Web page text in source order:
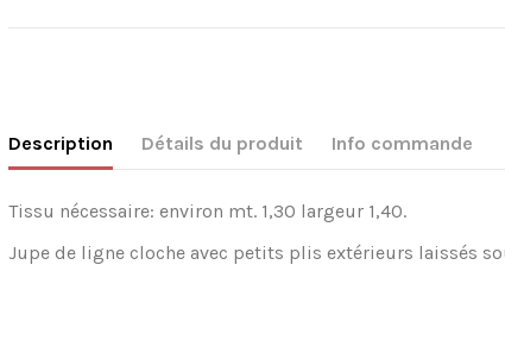
Description Détails du produit Info commande
Tissu nécessaire: environ mt. 1,30 largeur 1,40.
Jupe de ligne cloche avec petits plis extérieurs laissés